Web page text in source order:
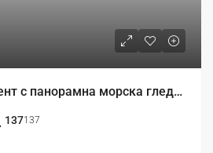
Тристаен апартамент с панорамна морска гледка в луксозен затворен комплекс
137137